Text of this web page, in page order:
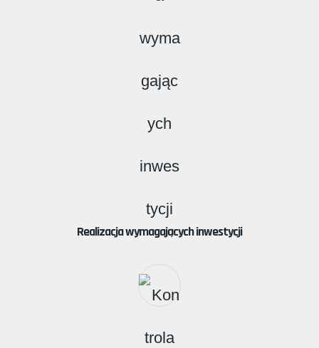
Realizacja wymagających inwestycji